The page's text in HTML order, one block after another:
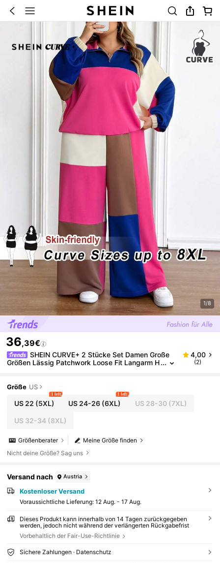
1/8
36,39€
SHEIN CURVE+ 2 Stücke Set Damen Große
Größen Lässig Patchwork Loose Fit Langarm H
erbst/Valentinstag
4,00
(2)
Größe US
US 22 (5XL)
1 left
US 24-26 (6XL)
1 left
US 28-30(7XL)
US 32-34(8XL)
Meine Größe finden
Größenberater
Nicht deine Größe? Sag uns
Versand nach Austria
Kostenloser Versand
Voraussichtliche Lieferung: 12 Aug. - 17 Aug.
Dieses Produkt kann innerhalb von 14 Tagen zurückgegeben
werden, jedoch nicht während der verlängerten Rückgabefrist
Vorbehaltlich der Fair-Use-Richtlinie
Sichere Zahlungen · Datenschutz